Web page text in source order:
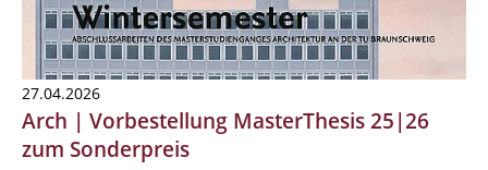
27.04.2026
Arch | Vorbestellung MasterThesis 25|26
zum Sonderpreis